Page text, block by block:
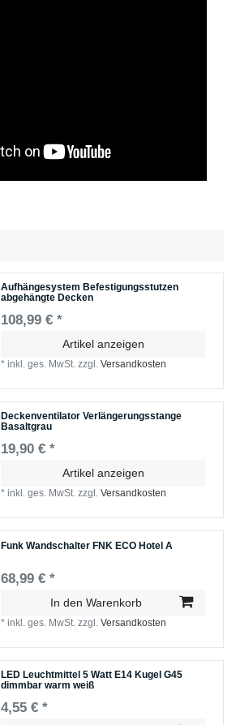
Aufhängesystem Befestigungsstutzen
abgehängte Decken
108,99 € *
Artikel anzeigen
*inkl. ges. MwSt. zzgl.Versandkosten
Deckenventilator Verlängerungsstange
Basaltgrau
19,90 € *
Artikel anzeigen
*inkl. ges. MwSt. zzgl.Versandkosten
Funk Wandschalter FNK ECO Hotel A
68,99 € *
In den Warenkorb
*inkl. ges. MwSt. zzgl.Versandkosten
LED Leuchtmittel 5 Watt E14 Kugel G45
dimmbar warm weiß
4,55 € *